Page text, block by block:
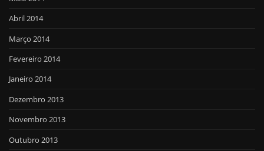
Abril 2014
Março 2014
Fevereiro 2014
Janeiro 2014
Dezembro 2013
Novembro 2013
Outubro 2013